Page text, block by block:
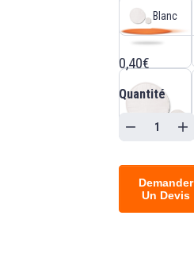
Blanc
0,40€
Quantité
Demander
Un Devis